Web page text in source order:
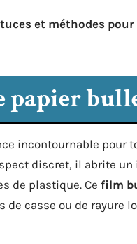
et méthodes
incontournable pour
discret, il abrite un
de plastique. Ce film
casse ou de rayure